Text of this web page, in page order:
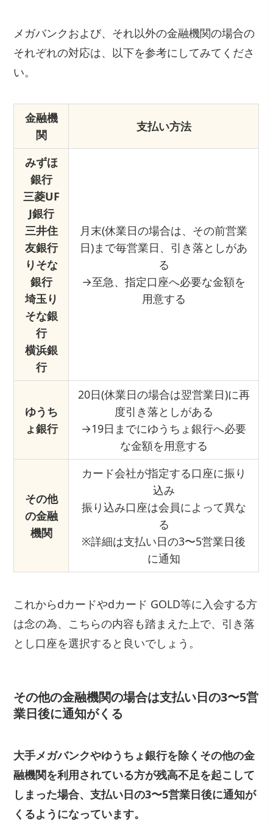
メガバンクおよび、それ以外の金融機関の場合の
それぞれの対応は、以下を参考にしてみてくださ
い。
金融機
関
支払い方法
みずほ
銀行
三菱UF
J銀行
三井住
友銀行
りそな
銀行
埼玉り
そな銀
行
横浜銀
行
月末(休業日の場合は、その前営業
日)まで毎営業日、引き落としがあ
る
→至急、指定口座へ必要な金額を
用意する
ゆうち
ょ銀行
20日(休業日の場合は翌営業日)に再
度引き落としがある
→19日までにゆうちょ銀行へ必要
な金額を用意する
その他
の金融
機関
カード会社が指定する口座に振り
込み
振り込み口座は会員によって異な
る
※詳細は支払い日の3〜5営業日後
に通知
これからdカードやdカード GOLD等に入会する方
は念の為、こちらの内容も踏まえた上で、引き落
とし口座を選択すると良いでしょう。
その他の金融機関の場合は支払い日の3〜5営
業日後に通知がくる
大手メガバンクやゆうちょ銀行を除くその他の金
融機関を利用されている方が残高不足を起こして
しまった場合、支払い日の3〜5営業日後に通知が
くるようになっています。